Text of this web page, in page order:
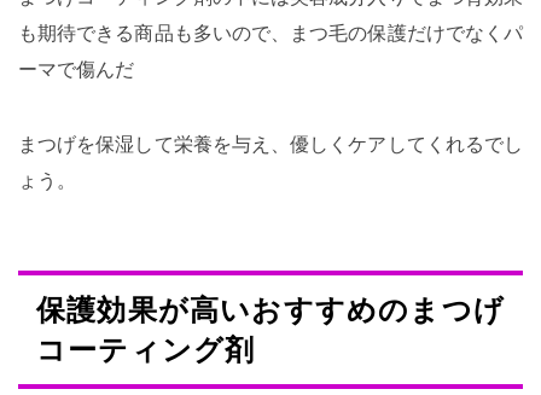
も期待できる商品も多いので、まつ毛の保護だけでなくパ
ーマで傷んだ
まつげを保湿して栄養を与え、優しくケアしてくれるでし
ょう。
保護効果が高いおすすめのまつげ
コーティング剤